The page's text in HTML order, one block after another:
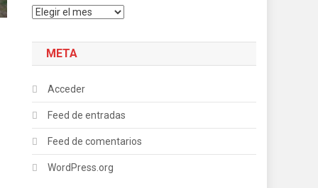
Archivos
META
Acceder
Feed de entradas
Feed de comentarios
WordPress.org